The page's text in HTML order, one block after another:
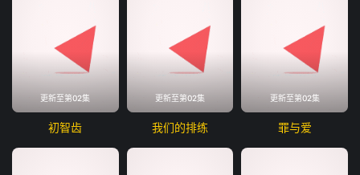
更新至第02集
初智齿
更新至第02集
我们的排练
更新至第02集
罪与爱